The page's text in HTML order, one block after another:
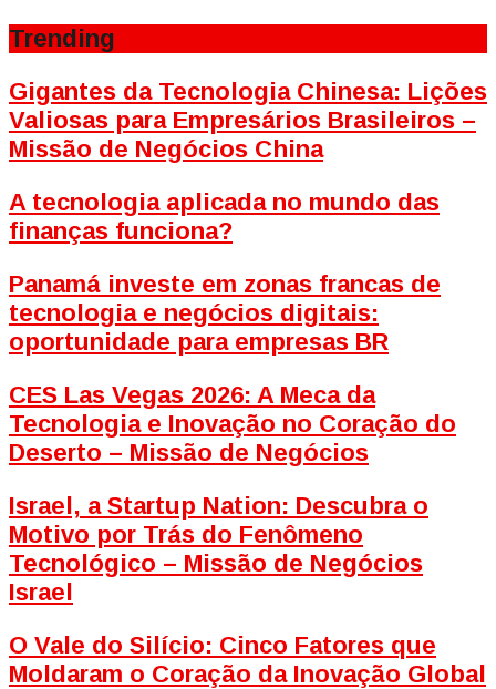
Trending
Gigantes da Tecnologia Chinesa: Lições
Valiosas para Empresários Brasileiros –
Missão de Negócios China
A tecnologia aplicada no mundo das
finanças funciona?
Panamá investe em zonas francas de
tecnologia e negócios digitais:
oportunidade para empresas BR
CES Las Vegas 2026: A Meca da
Tecnologia e Inovação no Coração do
Deserto – Missão de Negócios
Israel, a Startup Nation: Descubra o
Motivo por Trás do Fenômeno
Tecnológico – Missão de Negócios
Israel
O Vale do Silício: Cinco Fatores que
Moldaram o Coração da Inovação Global